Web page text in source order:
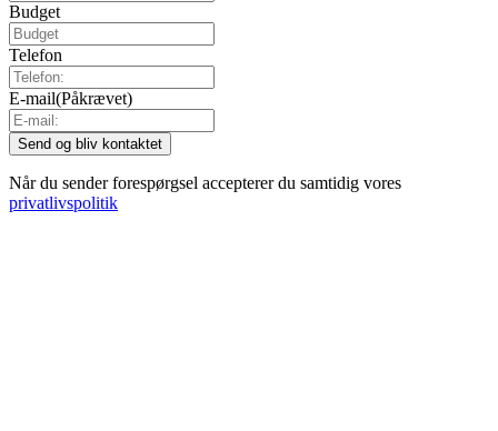
Budget
Telefon
E-mail(Påkrævet)
Når du sender forespørgsel accepterer du samtidig vores
privatlivspolitik